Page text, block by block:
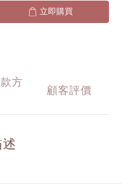
立即購買
方
顧客評價